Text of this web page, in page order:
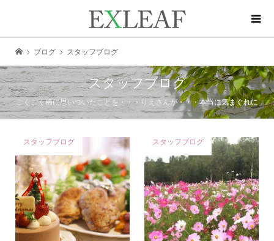
ブログ スタッフブログ
スタッフブログ
ごくごく稀に思いついたことを・・・りえさんが・・・本当に気まぐれに
スタッフブログ スタッフブログ